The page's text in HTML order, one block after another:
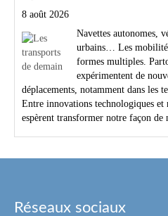
8 août 2026
Navettes autonomes,
urbains… Les
formes multiples.
expérimentent de
déplacements, notamment dans les
Entre innovations technologiques et
espèrent transformer notre façon de
Réseaux sociaux